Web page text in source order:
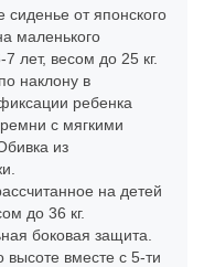
сиденье от японского
маленького
лет, весом до 25 кг.
наклону в
ребенка
с мягкими
из
на детей
до 36 кг.
боковая защита.
высоте вместе с 5-ти